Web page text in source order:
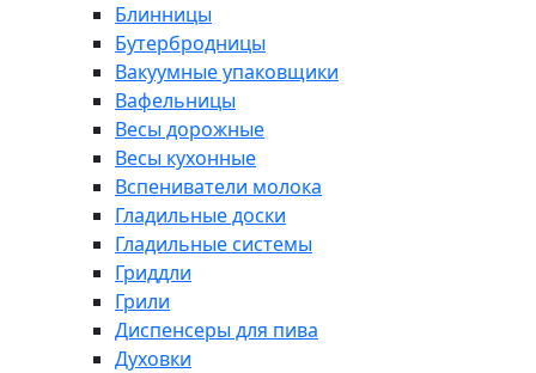
Блинницы
Бутербродницы
Вакуумные упаковщики
Вафельницы
Весы дорожные
Весы кухонные
Вспениватели молока
Гладильные доски
Гладильные системы
Гриддли
Грили
Диспенсеры для пива
Духовки